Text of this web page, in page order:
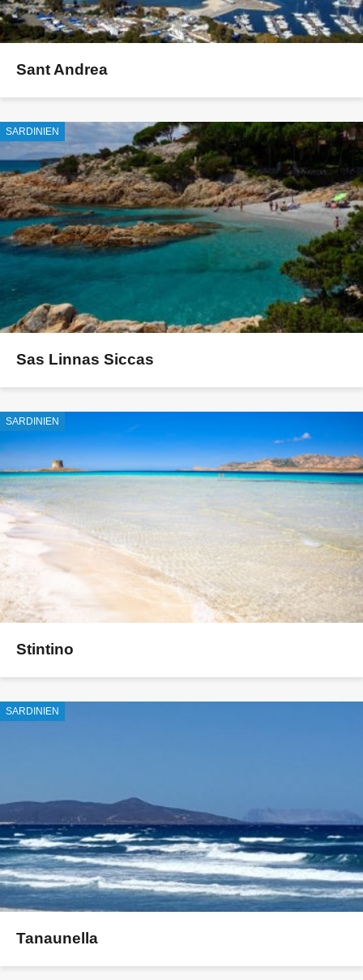
Sant Andrea
SARDINIEN
Sas Linnas Siccas
SARDINIEN
Stintino
SARDINIEN
Tanaunella